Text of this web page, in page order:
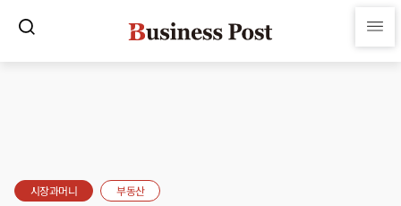
시장과머니 부동산